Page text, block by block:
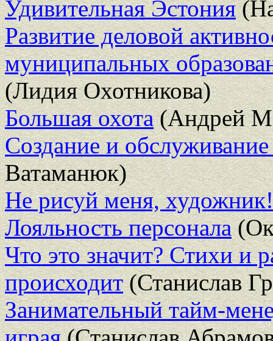
Удивительная Эстония
Развитие деловой
муниципальных
(Лидия Охотникова)
Большая охота(Андрей
Создание и
Ватаманюк)
Не рисуй меня, художник!
Лояльность персонала
Что это значит? Стихи и
происходит(Станислав
Занимательный тайм-